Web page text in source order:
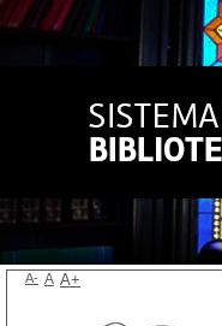
A- A A+